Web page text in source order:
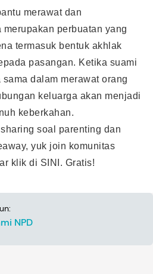
merawat dan
merupakan perbuatan yang
termasuk bentuk akhlak
pasangan. Ketika suami
dalam merawat orang
keluarga akan menjadi
keberkahan.
soal parenting dan
yuk join komunitas
klik di SINI . Gratis!
NPD